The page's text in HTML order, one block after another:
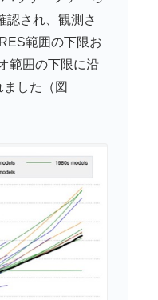
認され、観測さ
範囲の下限お
範囲の下限に沿
した（図